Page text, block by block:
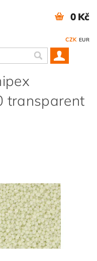
CZK EUR
0 Kč
transparent